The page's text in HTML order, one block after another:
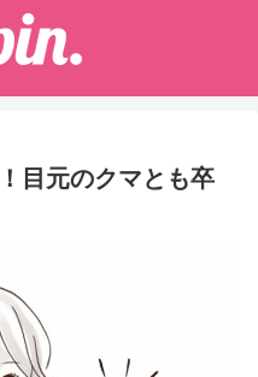
目元のクマとも卒